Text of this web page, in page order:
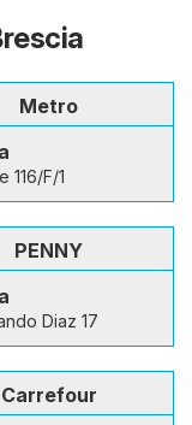
Metro
116/F/1
PENNY
Diaz 17
Carrefour